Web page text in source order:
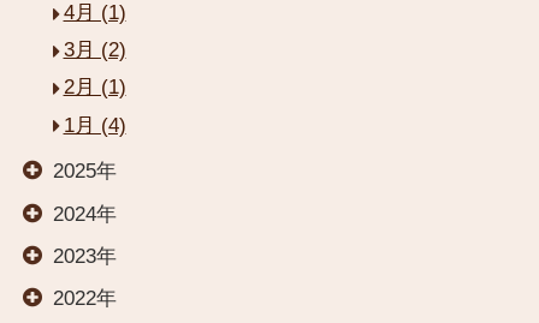
4月 (1)
3月 (2)
2月 (1)
1月 (4)
2025年
2024年
2023年
2022年
HOME
お部屋
温泉
料理